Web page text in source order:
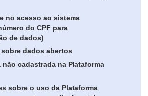
no acesso ao sistema
do CPF para
de dados)
sobre dados abertos
não cadastrada na Plataforma
sobre o uso da Plataforma